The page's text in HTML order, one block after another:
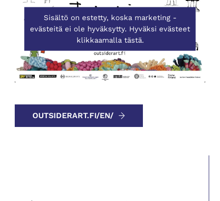
Sisältö on estetty, koska marketing -
evästeitä ei ole hyväksytty. Hyväksi evästeet
klikkaamalla tästä.
OUTSIDERART.FI/EN/